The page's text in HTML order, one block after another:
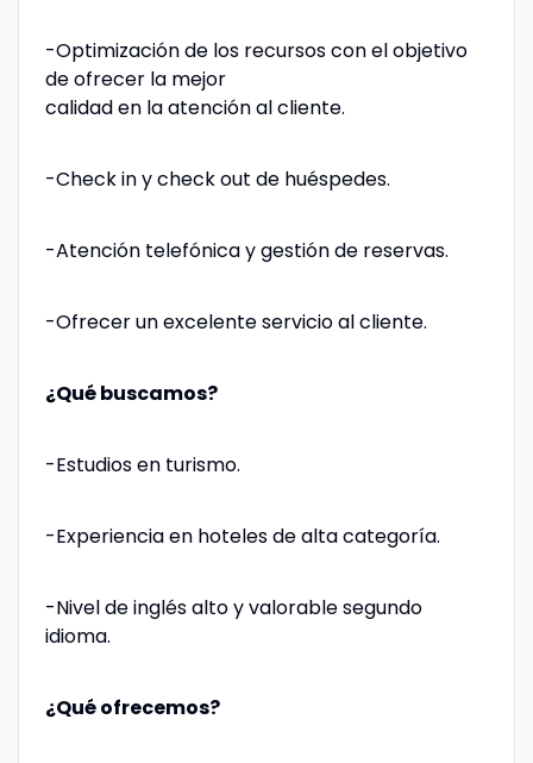
-Optimización de los recursos con el objetivo
de ofrecer la mejor
calidad en la atención al cliente.
-Check in y check out de huéspedes.
-Atención telefónica y gestión de reservas.
-Ofrecer un excelente servicio al cliente.
¿Qué buscamos?
-Estudios en turismo.
-Experiencia en hoteles de alta categoría.
-Nivel de inglés alto y valorable segundo
idioma.
¿Qué ofrecemos?